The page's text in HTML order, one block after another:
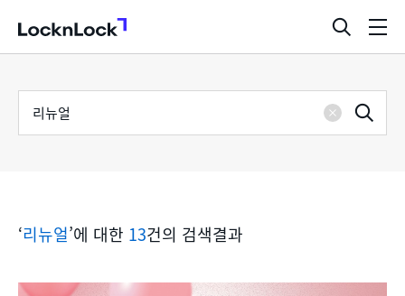
LocknLock
검
색
열
통
색
삭
검
‘리뉴얼’에 대한 13건의 검색결과